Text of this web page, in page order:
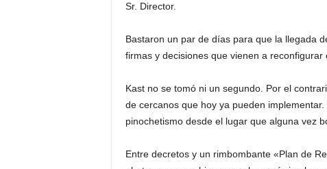
Sr. Director.
Bastaron un par de días para que la llegada
firmas y decisiones que vienen a reconfigurar
Kast no se tomó ni un segundo. Por el
de cercanos que hoy ya pueden
pinochetismo desde el lugar que alguna vez
Entre decretos y un rimbombante «Plan de